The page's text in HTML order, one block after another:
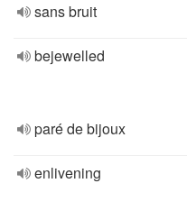
sans bruit
bejewelled
paré de bijoux
enlivening